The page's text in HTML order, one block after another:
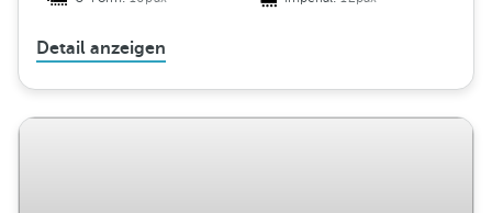
Detail anzeigen